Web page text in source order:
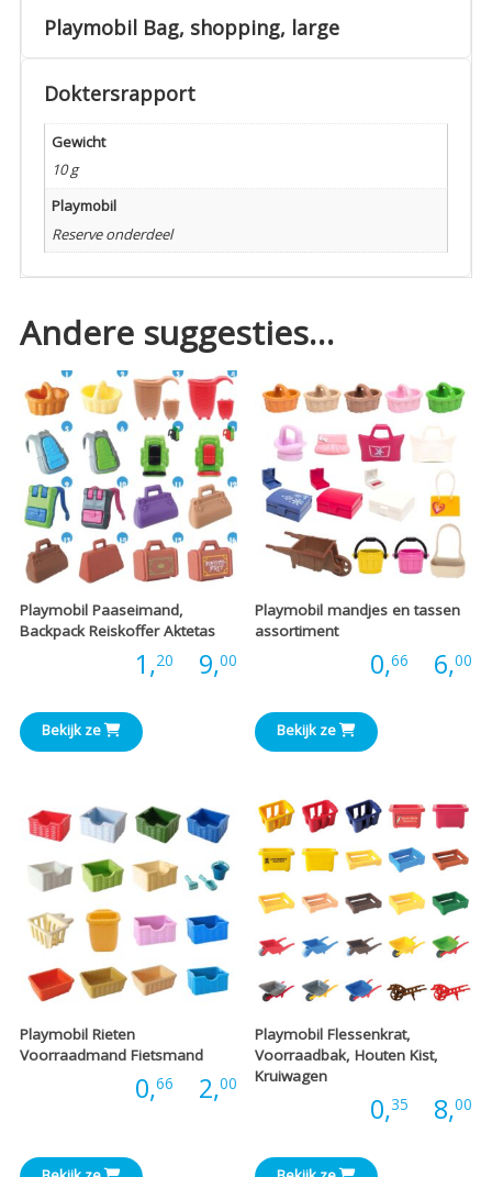
Playmobil Bag, shopping, large
Doktersrapport
Gewicht
10 g
Playmobil
Reserve onderdeel
Andere suggesties…
Playmobil Paaseimand,
Backpack Reiskoffer Aktetas
1,20 9,00Prijsklasse:
€1,20
tot
€9,00
Bekijk ze
Playmobil mandjes en tassen
assortiment
0,66 6,00
Bekijk ze
Playmobil Rieten
Voorraadmand Fietsmand
0,66 2,00Prijsklasse:
Playmobil Flessenkrat,
Voorraadbak, Houten Kist,
Kruiwagen
0,35 8,00